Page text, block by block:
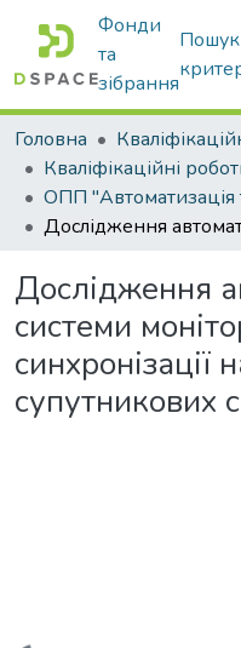
Фонди
та
зібрання
Пошук
Головна
Дослідження
системи
синхронізації
супутникових